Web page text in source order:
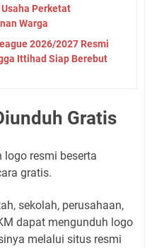
Perketat
Warga
2026/2027 Resmi
Ittihad Siap Berebut
Gratis
logo resmi beserta
gratis.
sekolah, perusahaan,
dapat mengunduh logo
melalui situs resmi